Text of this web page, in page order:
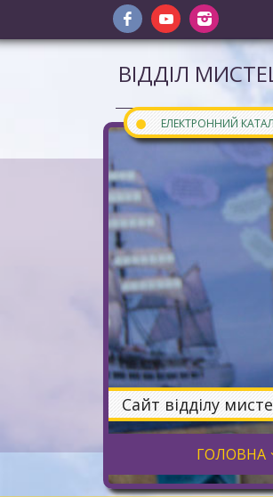
ВІДДІЛ
● ЕЛЕКТРОННИЙ
Сайт відділу
ГОЛОВНА